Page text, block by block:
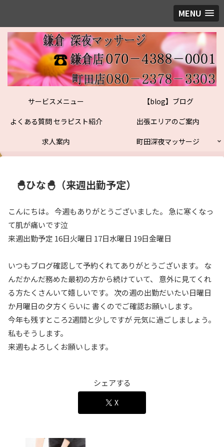
MENU
サービスメニュー
【blog】ブログ
よくある質問 セラピスト紹介
出張エリアのご案内
求人案内
町田深夜マッサージ
🐣ひな🐣（来週出勤予定）
こんにちは。 今週もありがとうございました。 急に寒くなっ
て肌が痛いです泣
来週出勤予定 16日火曜日 17日水曜日 19日金曜日
いつもブログ確認して予約くれてありがとうございます。 な
んだかんだ務めた最初の方から続けていて、 意外に見てくれ
る方たくさんいて嬉しいです。 次の週の出勤だいたい日曜日
か月曜日の夕方くらいに 書くのでご確認お願いします。
今年も残すところ2週間と少しですが 元気に過ごしましょう。
私もそうします。
来週もよろしくお願いします。
シェアする
X